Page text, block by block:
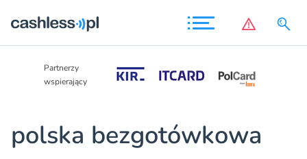
Partnerzy
wspierający
polska bezgotówkowa